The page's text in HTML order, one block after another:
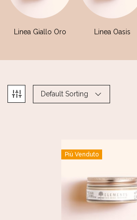
Linea Giallo Oro Linea Oasis
Default Sorting
Più Venduto